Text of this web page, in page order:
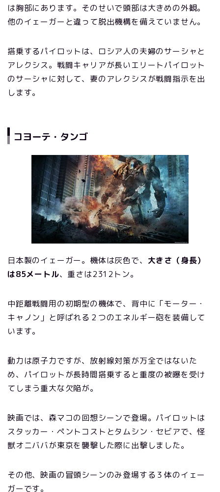
は胸部にあります。そのせいで頭部は大きめの外観。
他のイェーガーと違って脱出機構を備えていません。
搭乗するパイロットは、ロシア人の夫婦のサーシャと
アレクシス。戦闘キャリアが長いエリートパイロット
のサーシャに対して、妻のアレクシスが戦闘指示を出
します。
コヨーテ・タンゴ
日本製のイェーガー。機体は灰色で、 大きさ（身長）
は85メートル、重さは2312トン。
中距離戦闘用の初期型の機体で、背中に「モーター・
キャノン」と呼ばれる２つのエネルギー砲を装備して
います。
動力は原子力ですが、放射線対策が万全ではないた
め、パイロットが長時間搭乗すると重度の被曝を受け
てしまう重大な欠陥が。
映画では、森マコの回想シーンで登場。パイロットは
スタッカー・ペントコストとタムシン・セビアで、怪
獣オニババが東京を襲撃した際に出撃しました。
その他、映画の冒頭シーンのみ登場する３体のイェー
ガーです。